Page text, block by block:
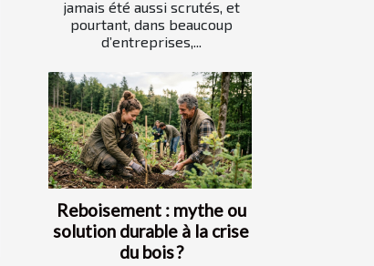
jamais été aussi scrutés, et
pourtant, dans beaucoup
d’entreprises,...
Reboisement : mythe ou
solution durable à la crise
du bois ?